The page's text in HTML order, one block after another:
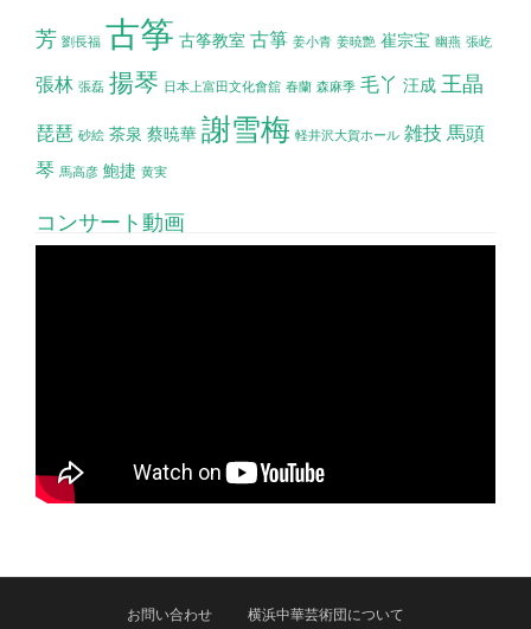
芳 劉長福 古筝 古筝教室 古箏 姜小青 姜暁艶 崔宗宝 幽燕 張屹
張林 張磊 揚琴 日本上富田文化會舘 春蘭 森麻季 毛丫 汪成 王晶
琵琶 砂絵 茶泉 蔡暁華 謝雪梅 軽井沢大賀ホール 雑技馬頭
琴 馬高彦 鮑捷 黄実
コンサート動画
お問い合わせ 横浜中華芸術団について